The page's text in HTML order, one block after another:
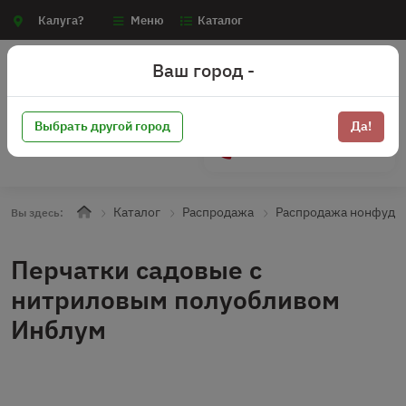
Калуга? Меню Каталог
Вы здесь: Каталог Распродажа Распродажа нонфуд
Перчатки садовые с
нитриловым полуобливом
Инблум
Ваш город -
Выбрать другой город Да!